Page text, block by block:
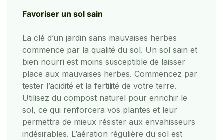
Favoriser un sol sain
La clé d’un jardin sans mauvaises herbes
commence par la qualité du sol. Un sol sain et
bien nourri est moins susceptible de laisser
place aux mauvaises herbes. Commencez par
tester l’acidité et la fertilité de votre terre.
Utilisez du compost naturel pour enrichir le
sol, ce qui renforcera vos plantes et leur
permettra de mieux résister aux envahisseurs
indésirables. L’aération régulière du sol est